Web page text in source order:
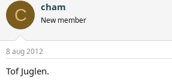
C cham
New member
8 aug 2012
Tof Juglen.